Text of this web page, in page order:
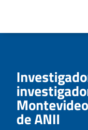
de ANII